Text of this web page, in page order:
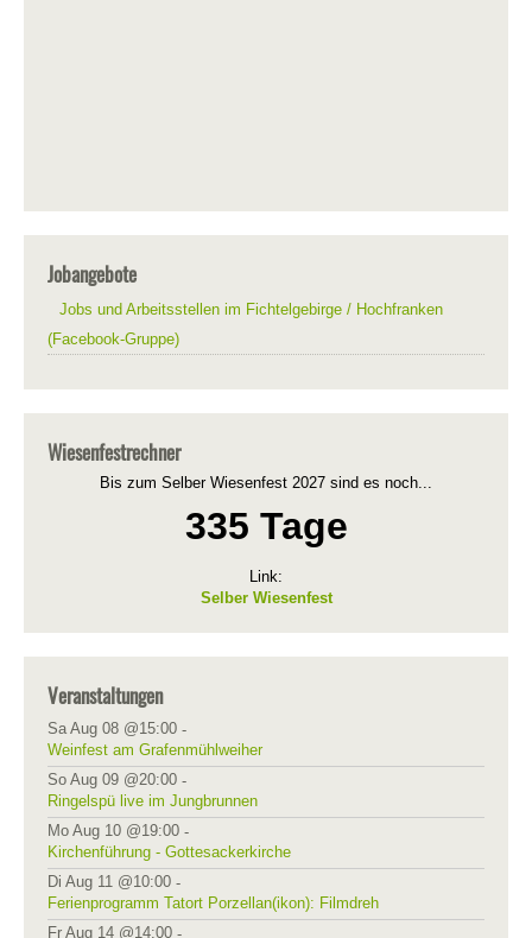
Jobangebote
Jobs und Arbeitsstellen im Fichtelgebirge / Hochfranken
(Facebook-Gruppe)
Wiesenfestrechner
Bis zum Selber Wiesenfest 2027 sind es noch...
335 Tage
Link:
Selber Wiesenfest
Veranstaltungen
Sa Aug 08 @15:00 -
Weinfest am Grafenmühlweiher
So Aug 09 @20:00 -
Ringelspü live im Jungbrunnen
Mo Aug 10 @19:00 -
Kirchenführung - Gottesackerkirche
Di Aug 11 @10:00 -
Ferienprogramm Tatort Porzellan(ikon): Filmdreh
Fr Aug 14 @14:00 -